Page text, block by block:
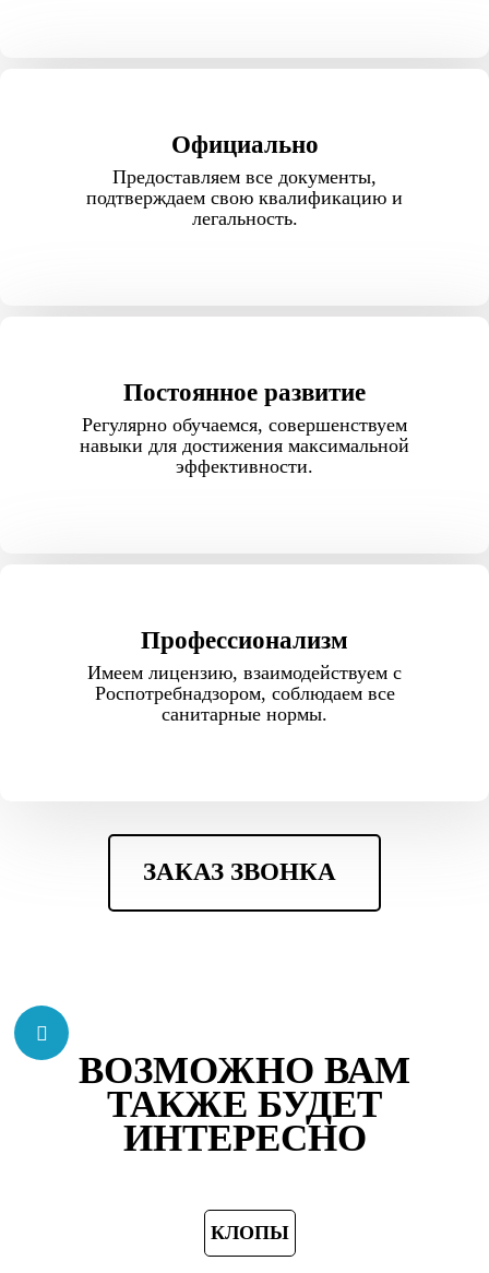
Официально
Предоставляем все документы,
подтверждаем свою квалификацию и
легальность.
Постоянное развитие
Регулярно обучаемся, совершенствуем
навыки для достижения максимальной
эффективности.
Профессионализм
Имеем лицензию, взаимодействуем с
Роспотребнадзором, соблюдаем все
санитарные нормы.
ЗАКАЗ ЗВОНКА
ВОЗМОЖНО ВАМ
ТАКЖЕ БУДЕТ
ИНТЕРЕСНО
КЛОПЫ